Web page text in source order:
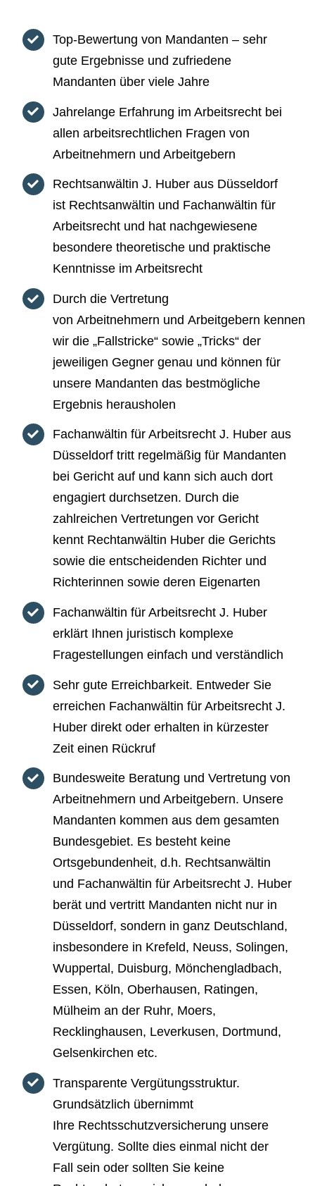
Top-Bewertung von Mandanten – sehr
gute Ergebnisse und zufriedene
Mandanten über viele Jahre
Jahrelange Erfahrung im Arbeitsrecht bei
allen arbeitsrechtlichen Fragen von
Arbeitnehmern und Arbeitgebern
Rechtsanwältin J. Huber aus Düsseldorf
ist Rechtsanwältin und Fachanwältin für
Arbeitsrecht und hat nachgewiesene
besondere theoretische und praktische
Kenntnisse im Arbeitsrecht
Durch die Vertretung
von Arbeitnehmern und Arbeitgebern kennen
wir die „Fallstricke“ sowie „Tricks“ der
jeweiligen Gegner genau und können für
unsere Mandanten das bestmögliche
Ergebnis herausholen
Fachanwältin für Arbeitsrecht J. Huber aus
Düsseldorf tritt regelmäßig für Mandanten
bei Gericht auf und kann sich auch dort
engagiert durchsetzen. Durch die
zahlreichen Vertretungen vor Gericht
kennt Rechtanwältin Huber die Gerichts
sowie die entscheidenden Richter und
Richterinnen sowie deren Eigenarten
Fachanwältin für Arbeitsrecht J. Huber
erklärt Ihnen juristisch komplexe
Fragestellungen einfach und verständlich
Sehr gute Erreichbarkeit. Entweder Sie
erreichen Fachanwältin für Arbeitsrecht J.
Huber direkt oder erhalten in kürzester
Zeit einen Rückruf
Bundesweite Beratung und Vertretung von
Arbeitnehmern und Arbeitgebern. Unsere
Mandanten kommen aus dem gesamten
Bundesgebiet. Es besteht keine
Ortsgebundenheit, d.h. Rechtsanwältin
und Fachanwältin für Arbeitsrecht J. Huber
berät und vertritt Mandanten nicht nur in
Düsseldorf, sondern in ganz Deutschland,
insbesondere in Krefeld, Neuss, Solingen,
Wuppertal, Duisburg, Mönchengladbach,
Essen, Köln, Oberhausen, Ratingen,
Mülheim an der Ruhr, Moers,
Recklinghausen, Leverkusen, Dortmund,
Gelsenkirchen etc.
Transparente Vergütungsstruktur.
Grundsätzlich übernimmt
Ihre Rechtsschutzversicherung unsere
Vergütung. Sollte dies einmal nicht der
Fall sein oder sollten Sie keine